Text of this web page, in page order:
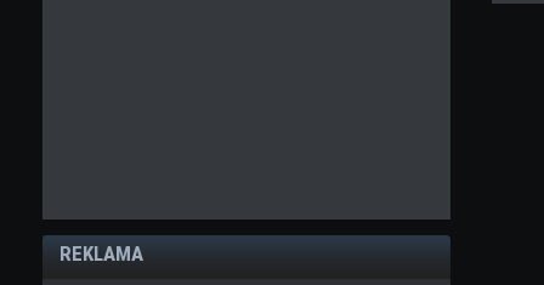
REKLAMA